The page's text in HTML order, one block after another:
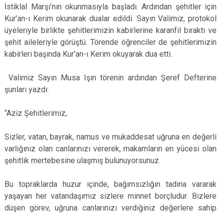
İstiklal Marşı’nın okunmasıyla başladı. Ardından şehitler için
Kur’an-ı Kerim okunarak dualar edildi. Sayın Valimiz, protokol
üyeleriyle birlikte şehitlerimizin kabirlerine karanfil bıraktı ve
şehit aileleriyle görüştü. Törende öğrenciler de şehitlerimizin
kabirleri başında Kur’an-ı Kerim okuyarak dua etti.
Valimiz Sayın Musa Işın törenin ardından Şeref Defterine
şunları yazdı:
“Aziz Şehitlerimiz,
Sizler, vatan, bayrak, namus ve mukaddesat uğruna en değerli
varlığınız olan canlarınızı vererek, makamların en yücesi olan
şehitlik mertebesine ulaşmış bulunuyorsunuz.
Bu topraklarda huzur içinde, bağımsızlığın tadına vararak
yaşayan her vatandaşımız sizlere minnet borçludur. Bizlere
düşen görev, uğruna canlarınızı verdiğiniz değerlere sahip